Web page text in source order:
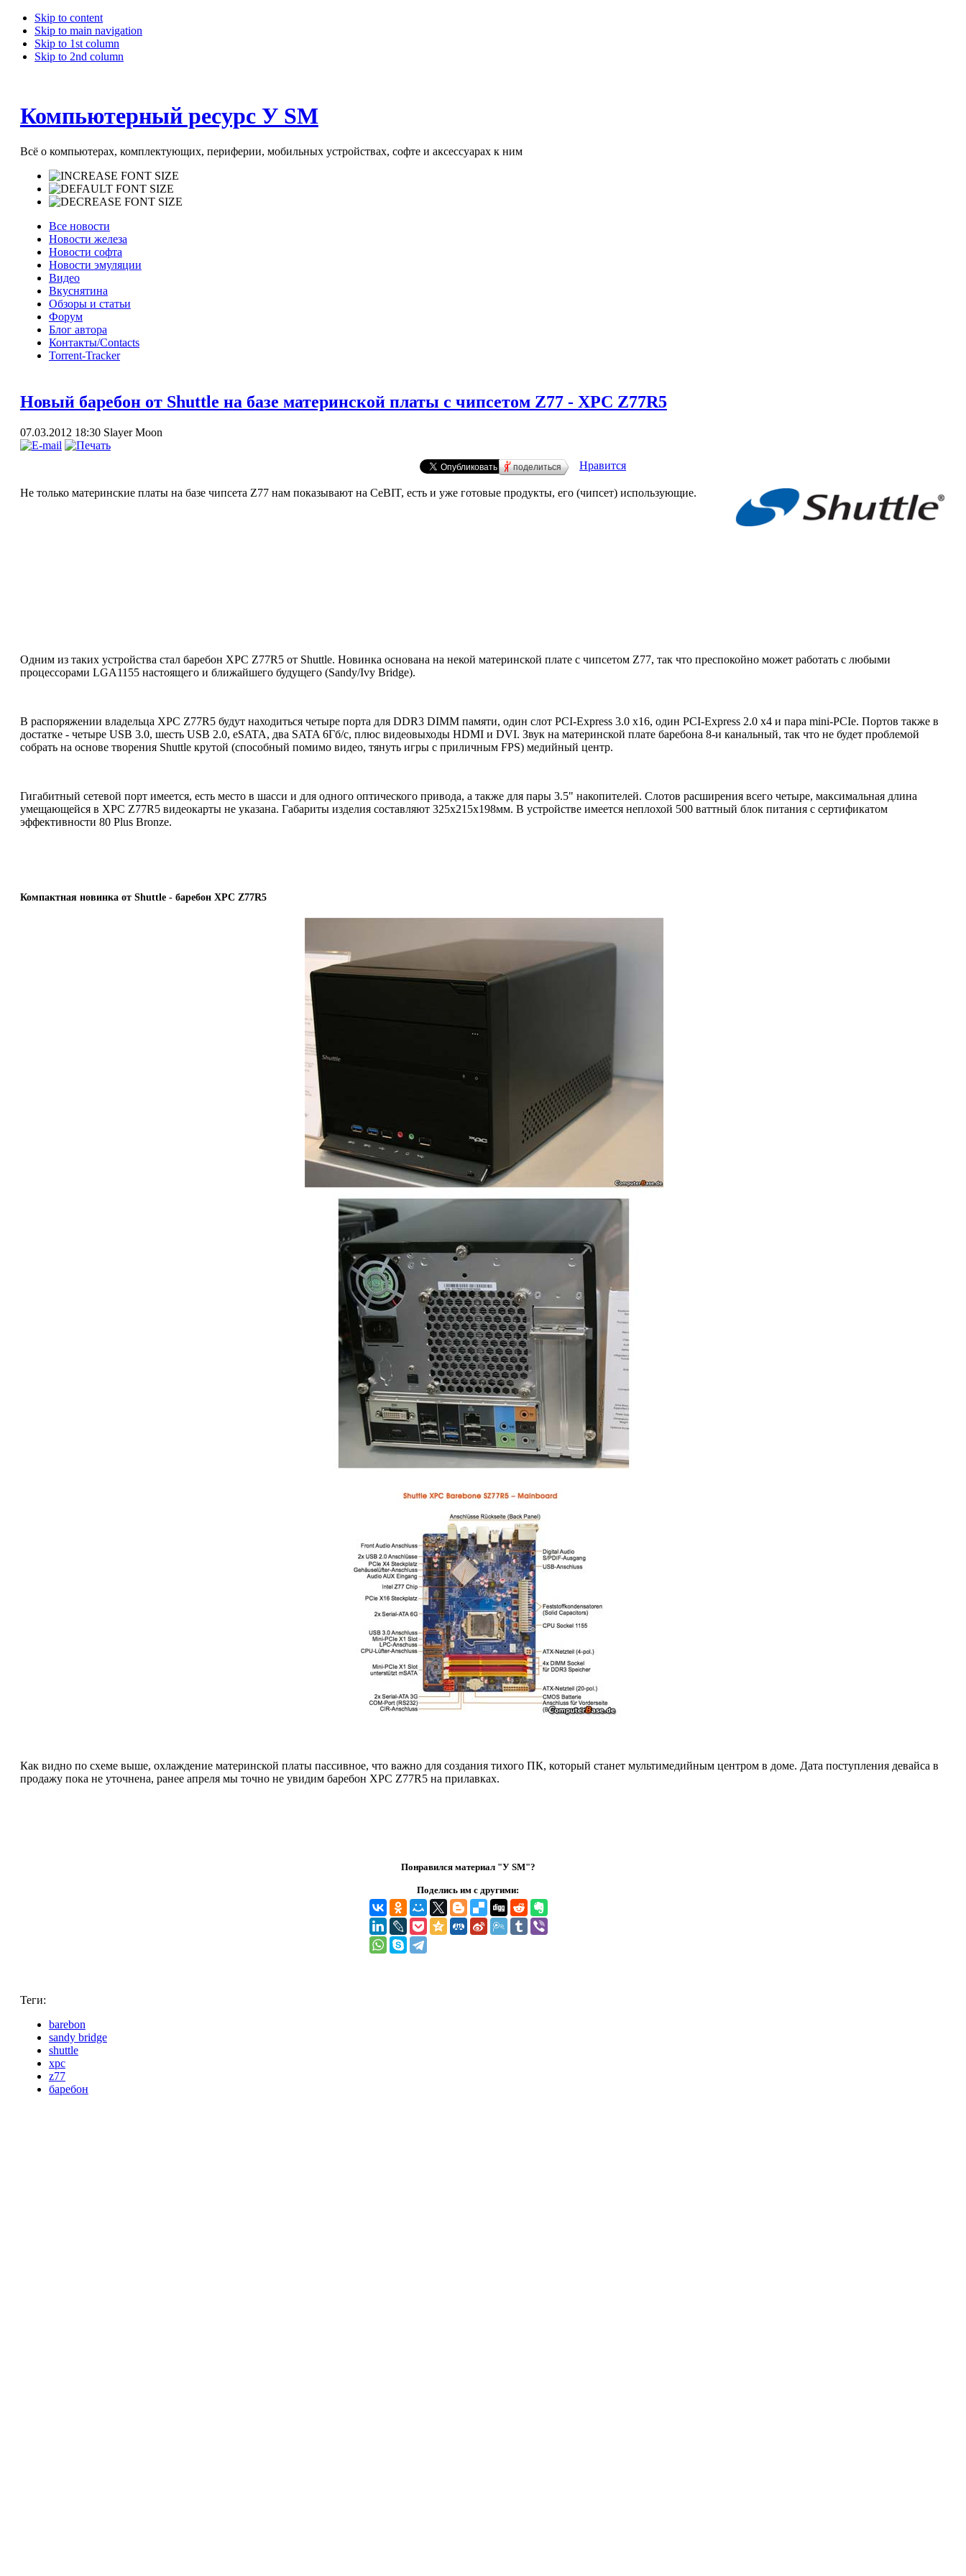
Skip to content
Skip to main navigation
Skip to 1st column
Skip to 2nd column
Компьютерный ресурс У SM
Всё о компьютерах, комплектующих, периферии, мобильных устройствах, софте и аксессуарах к ним
Все новости
Новости железа
Новости софта
Новости эмуляции
Видео
Вкуснятина
Обзоры и статьи
Форум
Блог автора
Контакты/Contacts
Torrent-Tracker
Новый баребон от Shuttle на базе материнской платы с чипсетом Z77 - XPC Z77R5
07.03.2012 18:30 Slayer Moon
поделиться Нравится
Не только материнские платы на базе чипсета Z77 нам показывают на CeBIT, есть и уже готовые продукты, его (чипсет) использующие.
Одним из таких устройства стал баребон XPC Z77R5 от Shuttle. Новинка основана на некой материнской плате с чипсетом Z77, так что преспокойно может работать с любыми
процессорами LGA1155 настоящего и ближайшего будущего (Sandy/Ivy Bridge).
В распоряжении владельца XPC Z77R5 будут находиться четыре порта для DDR3 DIMM памяти, один слот PCI-Express 3.0 x16, один PCI-Express 2.0 x4 и пара mini-PCIe. Портов также в
достатке - четыре USB 3.0, шесть USB 2.0, eSATA, два SATA 6Гб/с, плюс видеовыходы HDMI и DVI. Звук на материнской плате баребона 8-и канальный, так что не будет проблемой
собрать на основе творения Shuttle крутой (способный помимо видео, тянуть игры с приличным FPS) медийный центр.
Гигабитный сетевой порт имеется, есть место в шасси и для одного оптического привода, а также для пары 3.5" накопителей. Слотов расширения всего четыре, максимальная длина
умещающейся в XPC Z77R5 видеокарты не указана. Габариты изделия составляют 325х215х198мм. В устройстве имеется неплохой 500 ваттный блок питания с сертификатом
эффективности 80 Plus Bronze.
Компактная новинка от Shuttle - баребон XPC Z77R5
Как видно по схеме выше, охлаждение материнской платы пассивное, что важно для создания тихого ПК, который станет мультимедийным центром в доме. Дата поступления девайса в
продажу пока не уточнена, ранее апреля мы точно не увидим баребон XPC Z77R5 на прилавках.
Понравился материал "У SM"?
Поделись им с другими:
Теги:
barebon
sandy bridge
shuttle
xpc
z77
баребон